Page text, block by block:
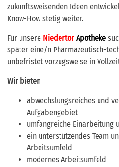
zukunftsweisenden Ideen
Know-How stetig weiter.
Für unsere NiedertorApotheke
später eine/n Pharmazeutisch-
unbefristet vorzugsweise in
Wir bieten
abwechslungsreiches und
Aufgabengebiet
umfangreiche Einarbeitung
ein unterstützendes Team
Arbeitsumfeld
modernes Arbeitsumfeld